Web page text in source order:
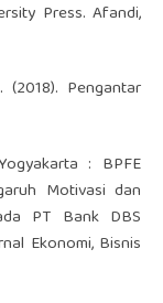
Press. Afandi,
(2018). Pengantar
: BPFE
Motivasi dan
PT Bank DBS
Ekonomi, Bisnis